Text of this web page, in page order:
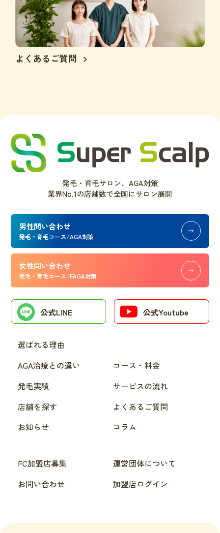
よくあるご質問
発毛・育毛サロン、AGA対策
業界No.1の店舗数で全国にサロン展開
男性問い合わせ
発毛・育毛コース/AGA対策
女性問い合わせ
発毛・育毛コース/FAGA対策
公式LINE 公式Youtube
選ばれる理由
AGA治療との違い
コース・料金
発毛実績
サービスの流れ
店舗を探す
よくあるご質問
お知らせ
コラム
FC加盟店募集
運営団体について
お問い合わせ
加盟店ログイン